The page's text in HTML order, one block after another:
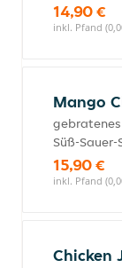
14,90 €
inkl. Pfand
Mango
Süß-
15,90 €
inkl. Pfand
Chicken